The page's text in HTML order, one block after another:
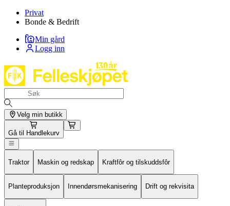
Privat
Bonde & Bedrift
Min gård
Logg inn
Velg min butikk
Gå til Handlekurv
Traktor Maskin og redskap Kraftfôr og tilskuddsfôr
Planteproduksjon Innendørsmekanisering Drift og rekvisita